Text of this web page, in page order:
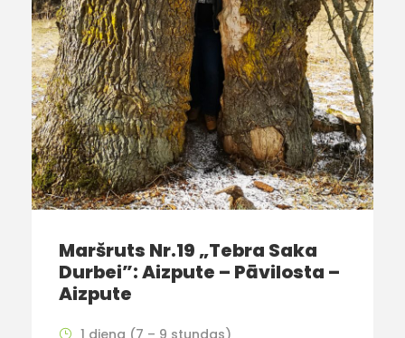
Maršruts Nr.19 „Tebra Saka
Durbei”: Aizpute – Pāvilosta –
Aizpute